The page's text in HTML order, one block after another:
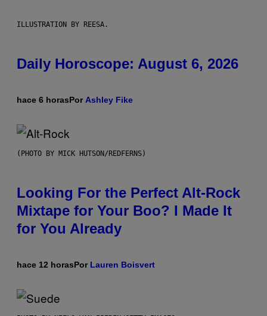
ILLUSTRATION BY REESA.
Daily Horoscope: August 6, 2026
hace 6 horasPorAshley Fike
(PHOTO BY MICK HUTSON/REDFERNS)
Looking For the Perfect Alt-Rock
Mixtape for Your Boo? I Made It
for You Already
hace 12 horasPor Lauren Boisvert